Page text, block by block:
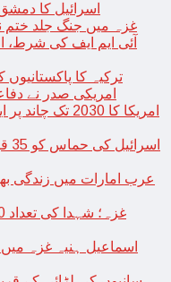
اسرائیل کا
غزہ میں جنگ جلد ختم
آئی ایم ایف کی شرط،
ترکیہ کا پاکستانیوں
امریکی صدر نے
امریکا کا 2030
عرب امارات میں زندگی
اسماعیل ہنیہ غزہ